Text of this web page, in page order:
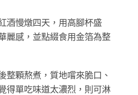
酒慢燉四天，用高腳杯盛
麗感，並點綴食用金箔為整
整顆熬煮，質地嚐來脆口、
得單吃味道太濃烈，則可淋